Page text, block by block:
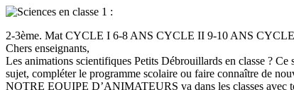
2-3ème. Mat CYCLE I 6-8 ANS CYCLE II 9-10 ANS
Chers enseignants,
Les animations scientifiques Petits Débrouillards en classe ?
sujet, compléter le programme scolaire ou faire connaître de
NOTRE EQUIPE D’ANIMATEURS va dans les classes avec